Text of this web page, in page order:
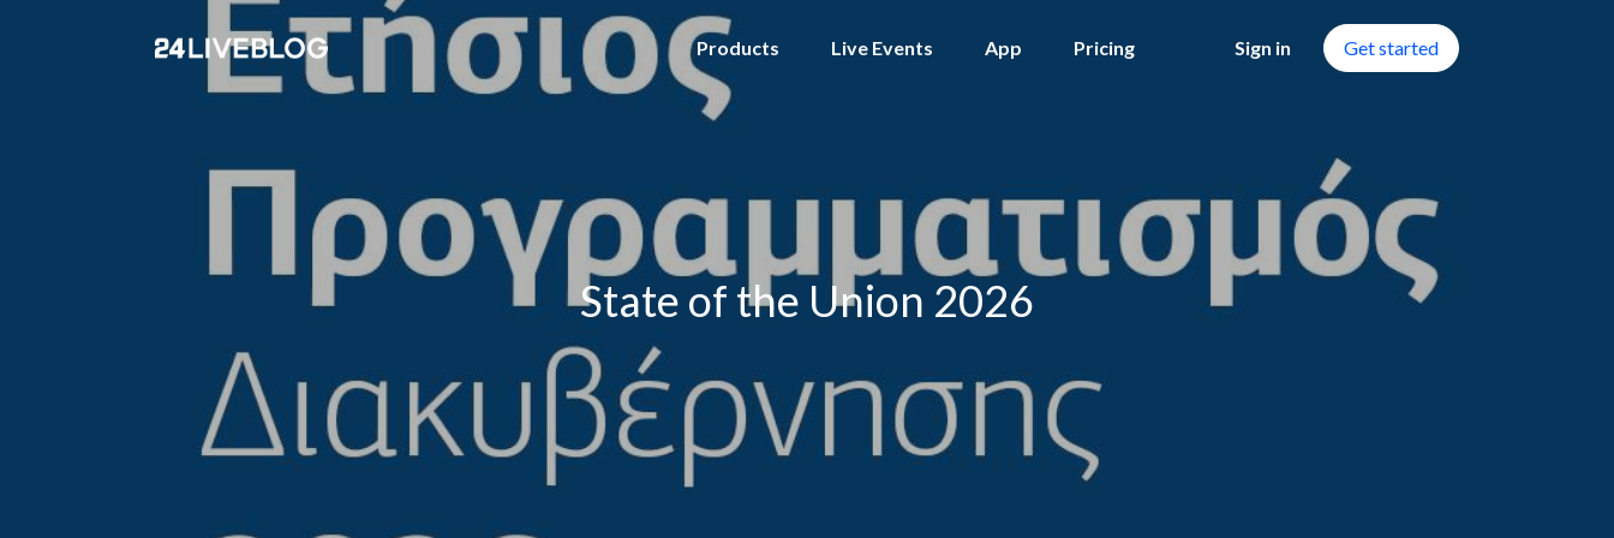
Products Live Events App Pricing Sign in Get started
State of the Union 2026